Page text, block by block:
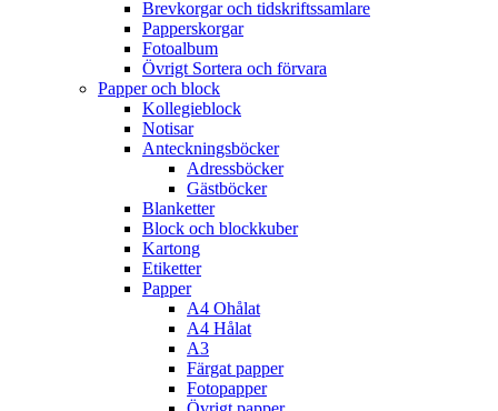
Brevkorgar och tidskriftssamlare
Papperskorgar
Fotoalbum
Övrigt Sortera och förvara
Papper och block
Kollegieblock
Notisar
Anteckningsböcker
Adressböcker
Gästböcker
Blanketter
Block och blockkuber
Kartong
Etiketter
Papper
A4 Ohålat
A4 Hålat
A3
Färgat papper
Fotopapper